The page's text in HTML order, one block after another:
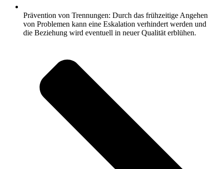
Prävention von Trennungen: Durch das frühzeitige Angehen
von Problemen kann eine Eskalation verhindert werden und
die Beziehung wird eventuell in neuer Qualität erblühen.